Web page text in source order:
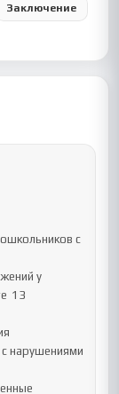
Заключение
с
у
нарушениями